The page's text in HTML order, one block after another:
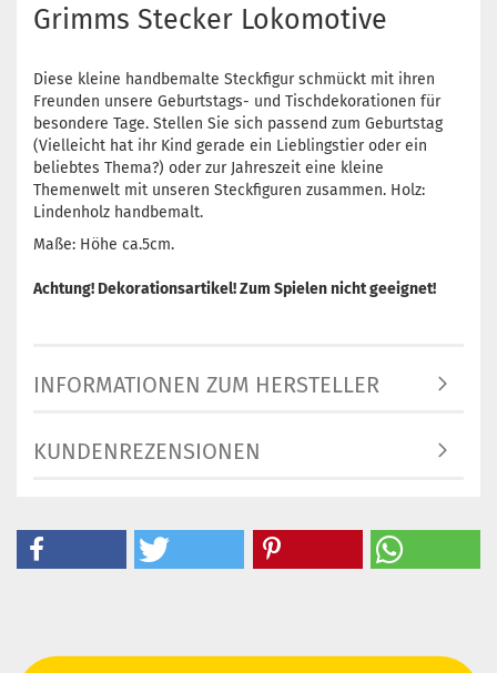
Grimms Stecker Lokomotive
Diese kleine handbemalte Steckfigur schmückt mit ihren
Freunden unsere Geburtstags- und Tischdekorationen für
besondere Tage. Stellen Sie sich passend zum Geburtstag
(Vielleicht hat ihr Kind gerade ein Lieblingstier oder ein
beliebtes Thema?) oder zur Jahreszeit eine kleine
Themenwelt mit unseren Steckfiguren zusammen. Holz:
Lindenholz handbemalt.
Maße: Höhe ca.5cm.
Achtung! Dekorationsartikel! Zum Spielen nicht geeignet!
INFORMATIONEN ZUM HERSTELLER
KUNDENREZENSIONEN